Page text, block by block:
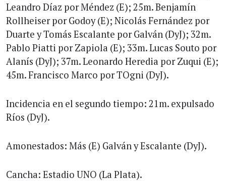
Leandro Díaz por Méndez (E); 25m. Benjamín
Rollheiser por Godoy (E); Nicolás Fernández por
Duarte y Tomás Escalante por Galván (DyJ); 32m.
Pablo Piatti por Zapiola (E); 33m. Lucas Souto por
Alanís (DyJ); 37m. Leonardo Heredia por Zuqui (E);
45m. Francisco Marco por TOgni (DyJ).
Incidencia en el segundo tiempo: 21m. expulsado
Ríos (DyJ).
Amonestados: Más (E) Galván y Escalante (DyJ).
Cancha: Estadio UNO (La Plata).